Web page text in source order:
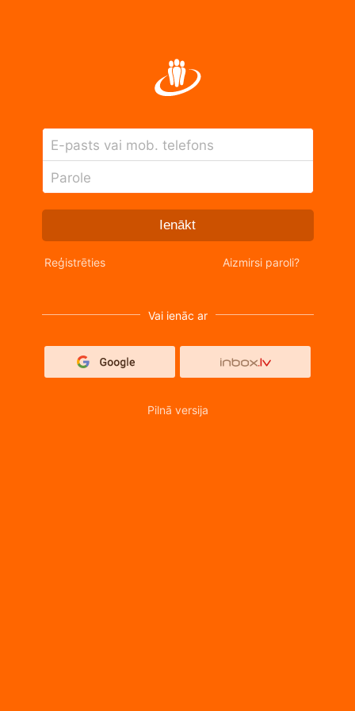
E-pasts vai mob. telefons
Parole
Ienākt
Reģistrēties Aizmirsi paroli?
Vai ienāc ar
Pilnā versija